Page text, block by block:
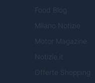
Food Blog
Milano Notizie
Motor Magazine
Notizie.it
Offerte Shopping